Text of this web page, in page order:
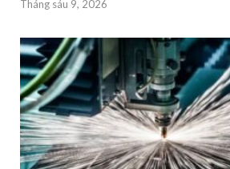
Tháng sáu 9, 2026